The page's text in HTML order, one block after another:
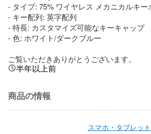
- タイプ: 75% ワイヤレス メカニカルキー
- キー配列: 英字配列
- 特長: カスタマイズ可能なキーキャップ
- 色: ホワイト/ダークブルー
ご覧いただきありがとうございます。
半年以上前
商品の情報
スマホ・タブレッ